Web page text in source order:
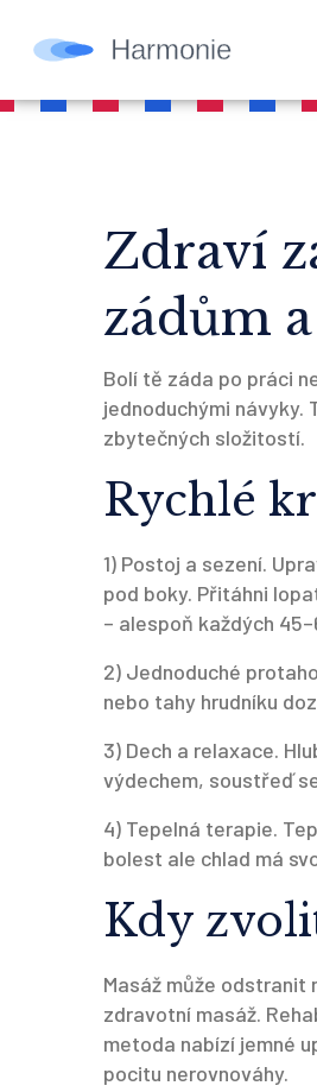
Zdraví
zádům
Bolí tě záda po práci
jednoduchými
zbytečných složitostí.
Rychlé
1) Postoj a sezení.
pod boky. Přitáhni
– alespoň každých
2) Jednoduché
nebo tahy hrudníku
3) Dech a relaxace.
výdechem, soustřeď
4) Tepelná terapie.
bolest ale chlad má
Kdy
Masáž může odstranit
zdravotní masáž.
metoda nabízí jemné
pocitu nerovnováhy.